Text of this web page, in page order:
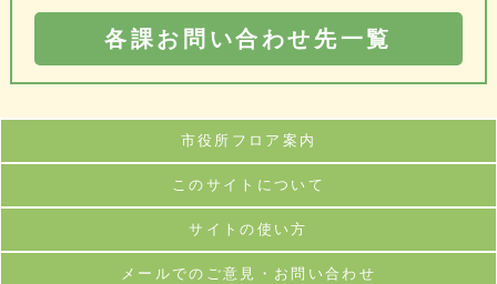
各課お問い合わせ先一覧
市役所フロア案内
このサイトについて
サイトの使い方
メールでのご意見・お問い合わせ